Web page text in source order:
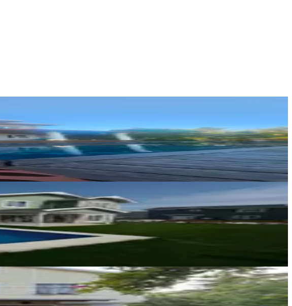
Nogay GAYRİMENKULBurhanettin Nogay
Ara
Silivri Turyap Temsilciliği
Ara
VİSTA YAPI GAYRİMENKULÖzgür Taban